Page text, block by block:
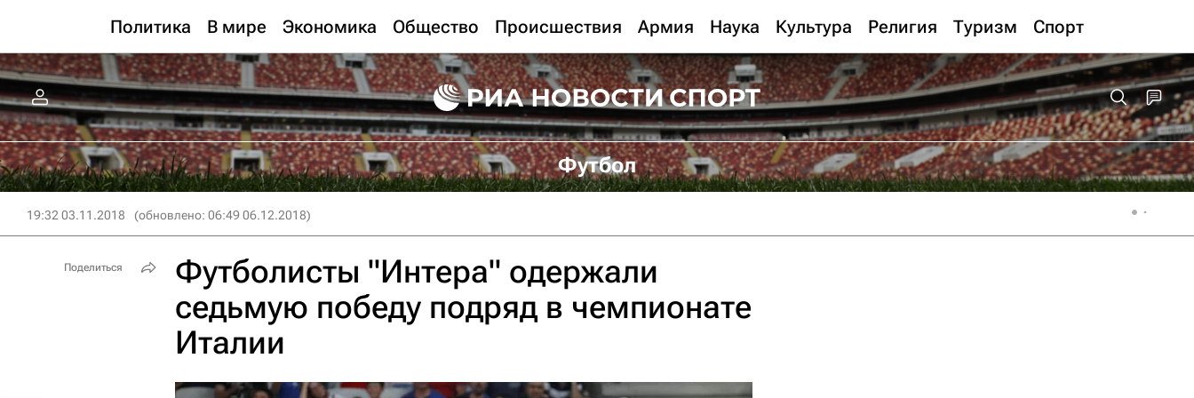
Политика В мире Экономика Общество Происшествия Армия Наука Культура Религия Туризм Спорт
Футбол
19:32 03.11.2018 (обновлено: 06:49 06.12.2018)
Футболисты "Интера" одержали
седьмую победу подряд в чемпионате
Италии
Поделиться